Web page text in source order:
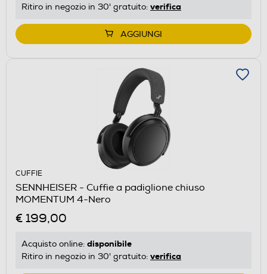
Ritiro in negozio in 30' gratuito: verifica
AGGIUNGI
CUFFIE
SENNHEISER - Cuffie a padiglione chiuso
MOMENTUM 4-Nero
€ 199,00
Acquisto online: disponibile
Ritiro in negozio in 30' gratuito: verifica